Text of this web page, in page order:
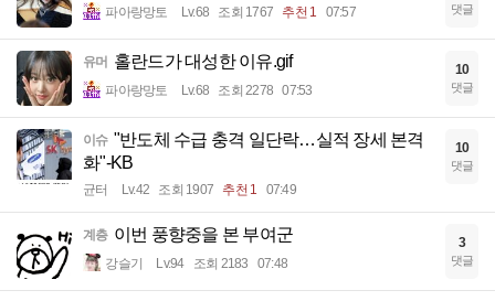
파아랑망토 Lv.68 조회 1767 추천 1 07:57 댓글
유머 홀란드가 대성한 이유.gif
파아랑망토 Lv.68 조회 2278 07:53
10
댓글
이슈 "반도체 수급 충격 일단락…실적 장세 본격
화"-KB
균터 Lv.42 조회 1907 추천 1 07:49
10
댓글
계층 이번 풍향중을 본 부여군
강슬기 Lv.94 조회 2183 07:48
3
댓글